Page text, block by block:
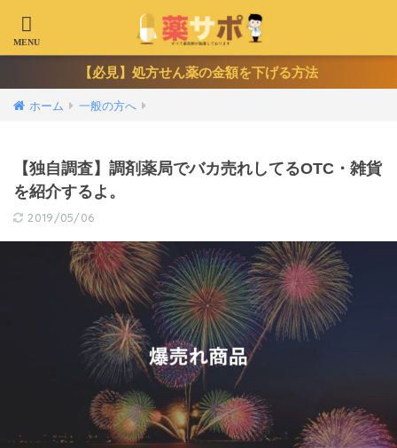
【必見】処方せん薬の金額を下げる方法
ホーム 一般の方へ
【独自調査】調剤薬局でバカ売れしてるOTC・雑貨
を紹介するよ。
2019/05/06